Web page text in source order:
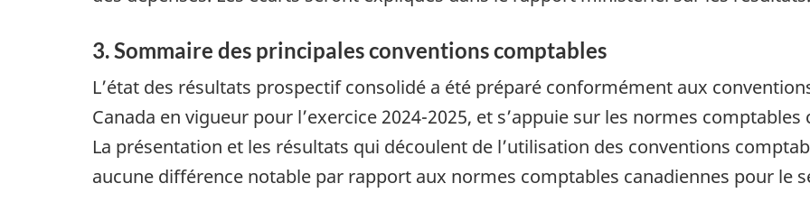
3. Sommaire des principales conventions comptables
L’état des résultats prospectif consolidé a été préparé conformément aux
Canada en vigueur pour l’exercice 2024-2025, et s’appuie sur les normes
La présentation et les résultats qui découlent de l’utilisation des conventions
aucune différence notable par rapport aux normes comptables canadiennes pour le